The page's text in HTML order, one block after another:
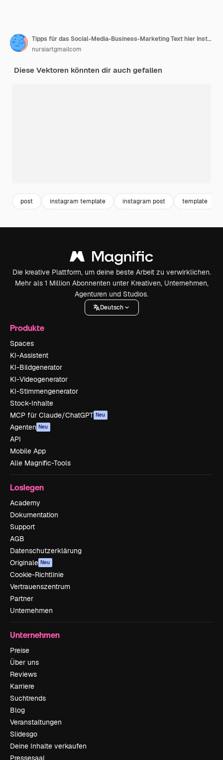
Tipps für das Social-Media-Business-Marketing Text hier Instagram Sammlung von Social-media-Posts
nursiartgmailcom
Diese Vektoren könnten dir auch gefallen
post instagram template instagram post template
Die kreative Plattform, um deine beste Arbeit zu verwirklichen.
Mehr als 1 Million Abonnenten unter Kreativen, Unternehmen,
Agenturen und Studios.
Deutsch
Produkte
Spaces
KI-Assistent
KI-Bildgenerator
KI-Videogenerator
KI-Stimmengenerator
Stock-Inhalte
MCP für Claude/ChatGPT Neu
Agenten Neu
API
Mobile App
Alle Magnific-Tools
Loslegen
Academy
Dokumentation
Support
AGB
Datenschutzerklärung
Originale Neu
Cookie-Richtlinie
Vertrauenszentrum
Partner
Unternehmen
Unternehmen
Preise
Über uns
Reviews
Karriere
Suchtrends
Blog
Veranstaltungen
Slidesgo
Deine Inhalte verkaufen
Pressesaal